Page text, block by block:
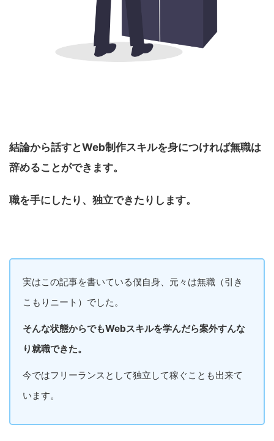
結論から話すとWeb制作スキルを身につければ無職は
辞めることができます。
職を手にしたり、独立できたりします。
実はこの記事を書いている僕自身、元々は無職（引き
こもりニート）でした。
そんな状態からでもWebスキルを学んだら案外すんな
り就職できた。
今ではフリーランスとして独立して稼ぐことも出来て
います。